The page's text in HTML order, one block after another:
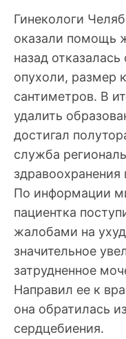
Гинекологи
оказали помощь
назад
опухоли, размер
сантиметров. В
удалить
достигал
служба
здравоохранения
По информации
пациентка
жалобами на
значительное
затрудненное
Направил ее к
она обратилась
сердцебиения.